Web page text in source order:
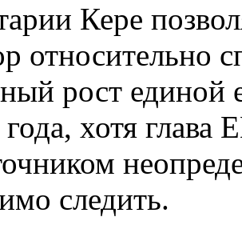
Кере
относительно
рост единой
года, хотя
следить.